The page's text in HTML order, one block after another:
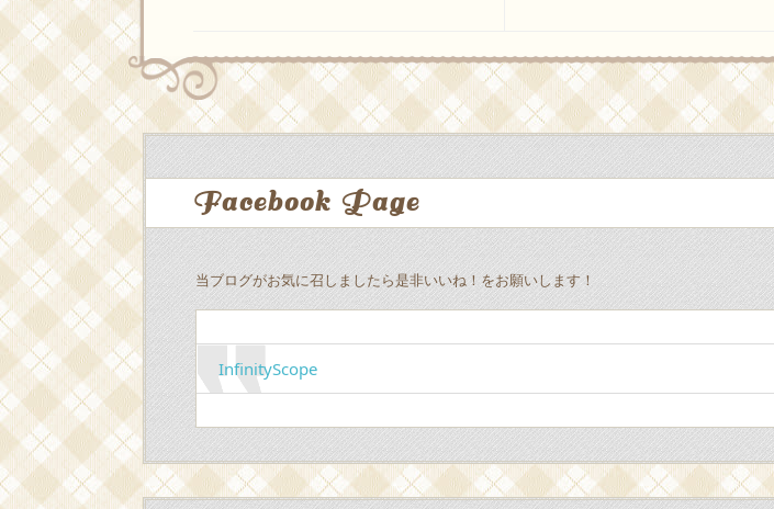
Facebook Page
当ブログがお気に召しましたら是非いいね！をお願いします！
InfinityScope